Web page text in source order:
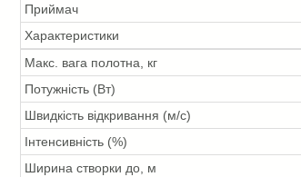
Приймач
Характеристики
Макс. вага полотна, кг
Потужність (Вт)
Швидкість відкривання (м/с)
Інтенсивність (%)
Ширина створки до, м